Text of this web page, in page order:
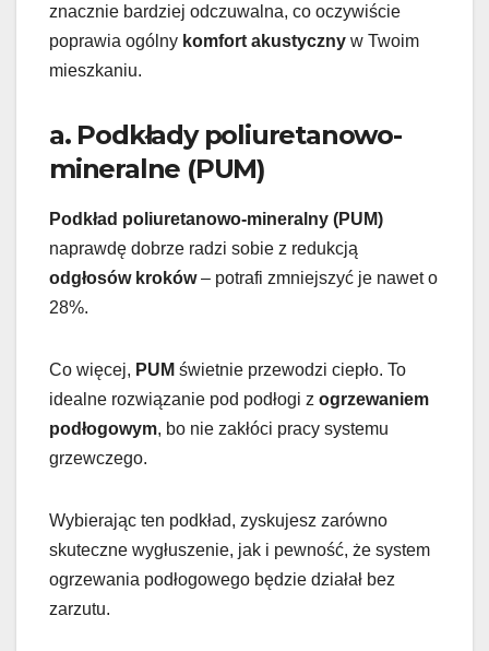
znacznie bardziej odczuwalna, co oczywiście
poprawia ogólny komfort akustyczny w Twoim
mieszkaniu.
a. Podkłady poliuretanowo-
mineralne (PUM)
Podkład poliuretanowo-mineralny (PUM)
naprawdę dobrze radzi sobie z redukcją
odgłosów kroków– potrafi zmniejszyć je nawet o
28%.
Co więcej, PUM świetnie przewodzi ciepło. To
idealne rozwiązanie pod podłogi z ogrzewaniem
podłogowym, bo nie zakłóci pracy systemu
grzewczego.
Wybierając ten podkład, zyskujesz zarówno
skuteczne wygłuszenie, jak i pewność, że system
ogrzewania podłogowego będzie działał bez
zarzutu.